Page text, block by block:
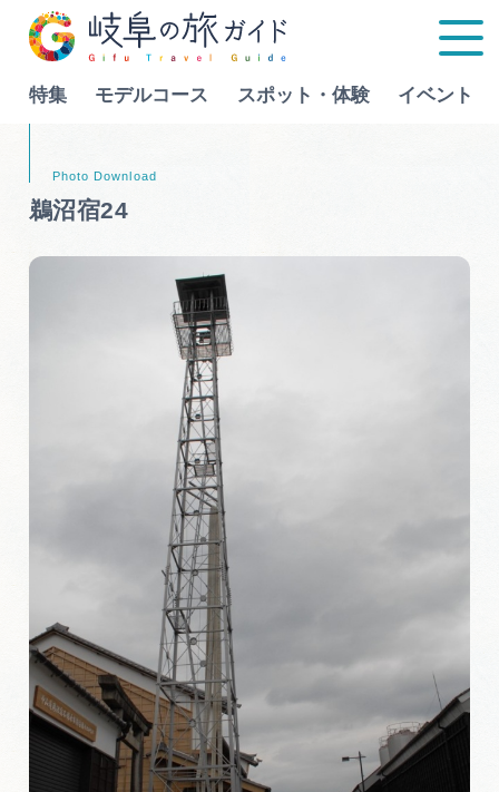
特集 モデルコース スポット・体験 イベント
特集
モデルコース
スポット・体験
インフォメーション
ぎふ旅レポーター記事
早わかり岐阜
Language
鵜沼宿24